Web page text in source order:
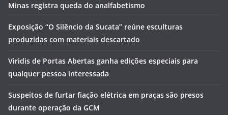
Minas registra queda do analfabetismo
Exposição “O Silêncio da Sucata” reúne esculturas
produzidas com materiais descartado
Viridis de Portas Abertas ganha edições especiais para
qualquer pessoa interessada
Suspeitos de furtar fiação elétrica em praças são presos
durante operação da GCM